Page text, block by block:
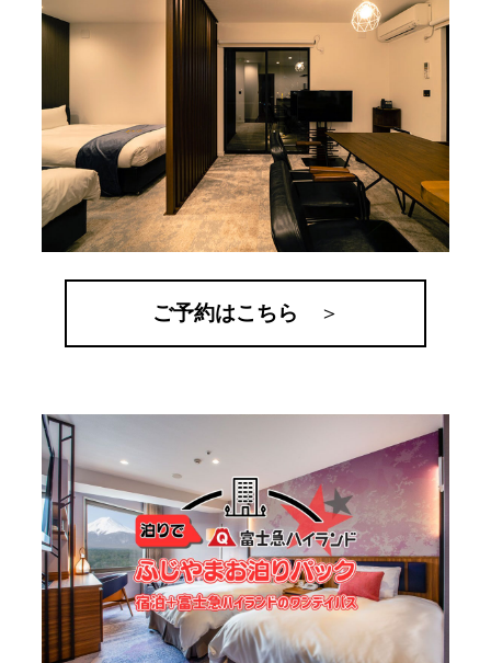
ご予約はこちら ＞